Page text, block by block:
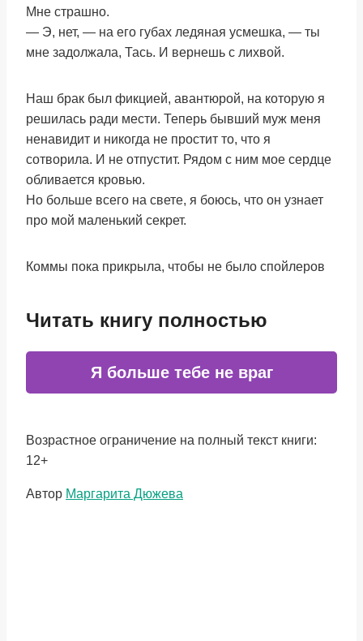
Мне страшно.
— Э, нет, — на его губах ледяная усмешка, — ты
мне задолжала, Тась. И вернешь с лихвой.
Наш брак был фикцией, авантюрой, на которую я
решилась ради мести. Теперь бывший муж меня
ненавидит и никогда не простит то, что я
сотворила. И не отпустит. Рядом с ним мое сердце
обливается кровью.
Но больше всего на свете, я боюсь, что он узнает
про мой маленький секрет.
Коммы пока прикрыла, чтобы не было спойлеров
Читать книгу полностью
Я больше тебе не враг
Возрастное ограничение на полный текст книги:
12+
Метки
Автор Маргарита Дюжева